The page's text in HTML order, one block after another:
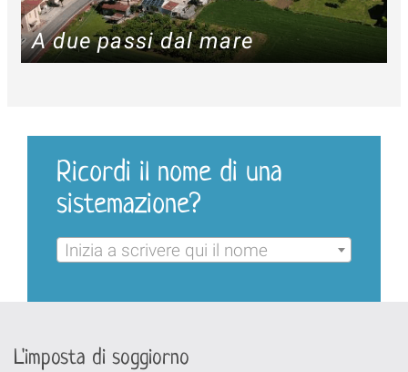
A due passi dal mare
Ricordi il nome di una
sistemazione?
Inizia a scrivere qui il nome
L'imposta di soggiorno